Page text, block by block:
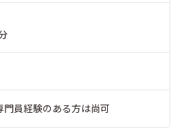
員経験のある方は尚可